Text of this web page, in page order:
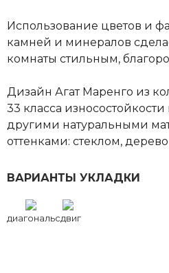
Использование цветов и
камней и минералов
комнаты стильным,
Дизайн Агат Маренго из
33 класса
другими натуральными
оттенками: стеклом,
ВАРИАНТЫ УКЛАДКИ
диагональсдвиг